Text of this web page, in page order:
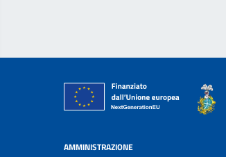
AMMINISTRAZIONE